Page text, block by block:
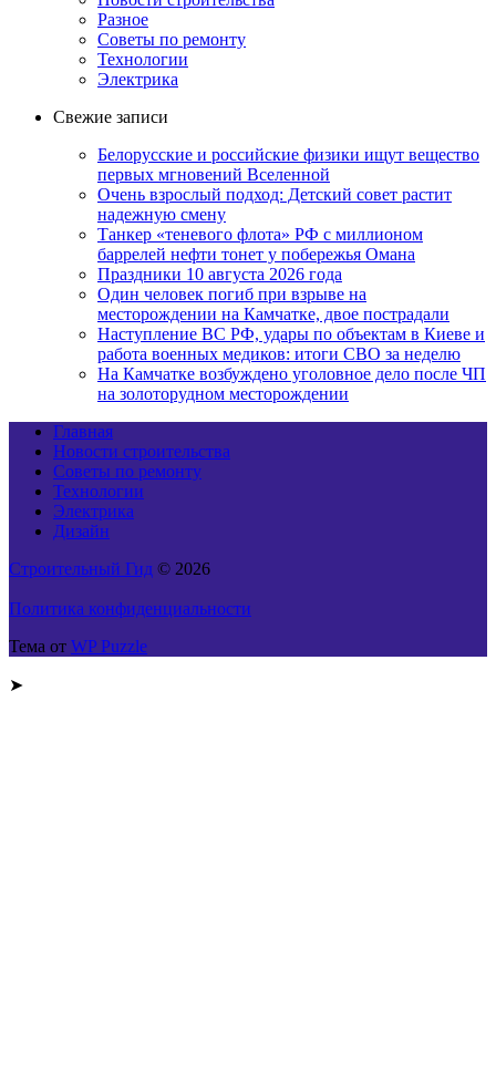
Разное
Советы по ремонту
Технологии
Электрика
Свежие записи
Белорусские и российские физики ищут вещество
первых мгновений Вселенной
Очень взрослый подход: Детский совет растит
надежную смену
Танкер «теневого флота» РФ с миллионом
баррелей нефти тонет у побережья Омана
Праздники 10 августа 2026 года
Один человек погиб при взрыве на
месторождении на Камчатке, двое пострадали
Наступление ВС РФ, удары по объектам в Киеве и
работа военных медиков: итоги СВО за неделю
На Камчатке возбуждено уголовное дело после ЧП
на золоторудном месторождении
Главная
Новости строительства
Советы по ремонту
Технологии
Электрика
Дизайн
Строительный Гид © 2026
Политика конфиденциальности
Тема от WP Puzzle
➤